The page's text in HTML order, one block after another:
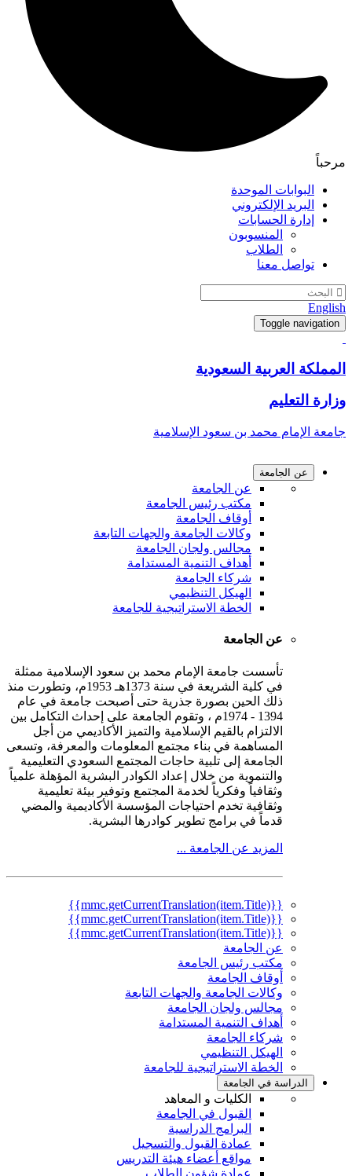
مرحباً
البوابات الموحدة
البريد الإلكتروني
إدارة الحسابات
المنسوبون
الطلاب
تواصل معنا
English
Toggle navigation
المملكة العربية السعودية
وزارة التعليم
جامعة الإمام محمد بن سعود الإسلامية
عن الجامعة
عن الجامعة
مكتب رئيس الجامعة
أوقاف الجامعة
وكالات الجامعة والجهات التابعة
مجالس ولجان الجامعة
أهداف التنمية المستدامة
شركاء الجامعة
الهيكل التنظيمي
الخطة الاستراتيجية للجامعة
عن الجامعة
تأسست جامعة الإمام محمد بن سعود الإسلامية ممثلة
في كلية الشريعة في سنة 1373هـ 1953م، وتطورت منذ
ذلك الحين بصورة جذرية حتى أصبحت جامعة في عام
1394 - 1974م ، وتقوم الجامعة على إحداث التكامل بين
الالتزام بالقيم الإسلامية والتميز الأكاديمي من أجل
المساهمة في بناء مجتمع المعلومات والمعرفة، وتسعى
الجامعة إلى تلبية حاجات المجتمع السعودي التعليمية
والتنموية من خلال إعداد الكوادر البشرية المؤهلة علمياً
وثقافياً وفكرياً لخدمة المجتمع وتوفير بيئة تعليمية
وثقافية تخدم احتياجات المؤسسة الأكاديمية والمضي
قدماً في برامج تطوير كوادرها البشرية.
المزيد عن الجامعة ...
{{mmc.getCurrentTranslation(item.Title)}}
{{mmc.getCurrentTranslation(item.Title)}}
{{mmc.getCurrentTranslation(item.Title)}}
عن الجامعة
مكتب رئيس الجامعة
أوقاف الجامعة
وكالات الجامعة والجهات التابعة
مجالس ولجان الجامعة
أهداف التنمية المستدامة
شركاء الجامعة
الهيكل التنظيمي
الخطة الاستراتيجية للجامعة
الدراسة في الجامعة
الكليات و المعاهد
القبول في الجامعة
البرامج الدراسية
عمادة القبول والتسجيل
مواقع أعضاء هيئة التدريس
عمادة شؤون الطلاب